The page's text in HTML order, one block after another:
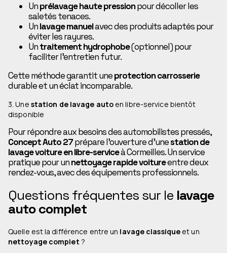
Unprélavage haute pressionpour décoller les
saletés tenaces.
Unlavage manuelavec des produits adaptés pour
éviter les rayures.
Untraitement hydrophobe(optionnel) pour
faciliter l’entretien futur.
Cette méthode garantit uneprotection carrosserie
durable et un éclat incomparable.
3. Une station de lavage autoen libre-service bientôt
disponible
Pour répondre aux besoins des automobilistes pressés,
Concept Auto 27prépare l’ouverture d’unestation de
lavage voiture en libre-serviceà Cormeilles. Un service
pratique pour unnettoyage rapide voitureentre deux
rendez-vous, avec des équipements professionnels.
Questions fréquentes sur le lavage
auto complet
Quelle est la différence entre un lavage classique et un
nettoyage complet ?